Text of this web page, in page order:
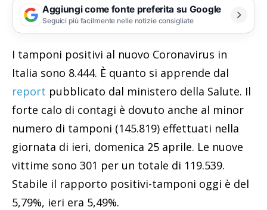
Aggiungi come fonte preferita su Google
Seguici più facilmente nelle notizie consigliate
I tamponi positivi al nuovo Coronavirus in
Italia sono 8.444. È quanto si apprende dal
report pubblicato dal ministero della Salute. Il
forte calo di contagi è dovuto anche al minor
numero di tamponi (145.819) effettuati nella
giornata di ieri, domenica 25 aprile. Le nuove
vittime sono 301 per un totale di 119.539.
Stabile il rapporto positivi-tamponi oggi è del
5,79%, ieri era 5,49%.